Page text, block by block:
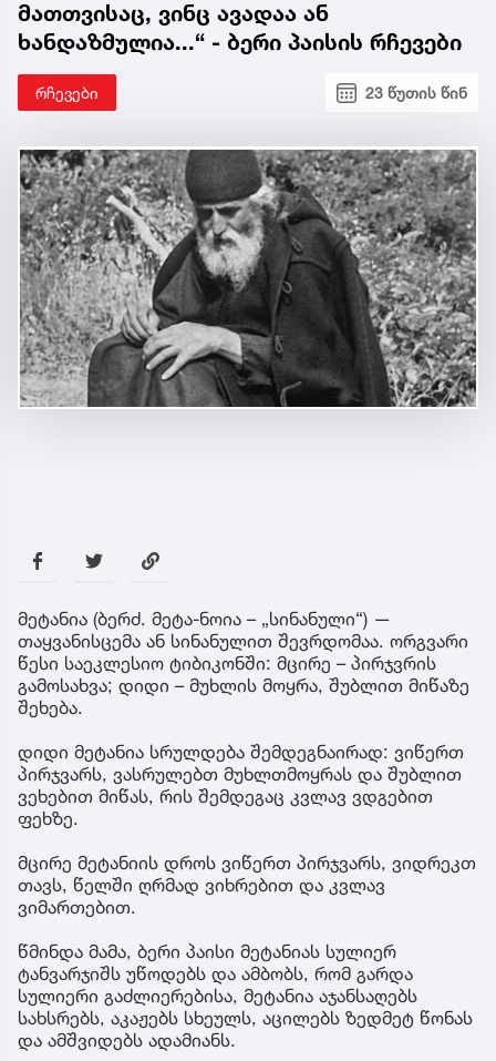
მათთვისაც, ვინც ავადაა ან
ხანდაზმულია...“ - ბერი პაისის რჩევები
რჩევები 23 წუთის წინ
მეტანია (ბერძ. მეტა-ნოია – „სინანული“) —
თაყვანისცემა ან სინანულით შევრდომაა. ორგვარი
წესი საეკლესიო ტიბიკონში: მცირე – პირჯვრის
გამოსახვა; დიდი – მუხლის მოყრა, შუბლით მიწაზე
შეხება.
დიდი მეტანია სრულდება შემდეგნაირად: ვიწერთ
პირჯვარს, ვასრულებთ მუხლთმოყრას და შუბლით
ვეხებით მიწას, რის შემდეგაც კვლავ ვდგებით
ფეხზე.
მცირე მეტანიის დროს ვიწერთ პირჯვარს, ვიდრეკთ
თავს, წელში ღრმად ვიხრებით და კვლავ
ვიმართებით.
წმინდა მამა, ბერი პაისი მეტანიას სულიერ
ტანვარჯიშს უწოდებს და ამბობს, რომ გარდა
სულიერი გაძლიერებისა, მეტანია აჯანსაღებს
სახსრებს, აკაჟებს სხეულს, აცილებს ზედმეტ წონას
და ამშვიდებს ადამიანს.